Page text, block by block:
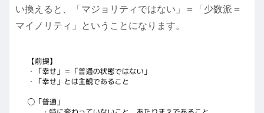
い換えると、「マジョリティではない」＝「少数派＝
マイノリティ」ということになります。